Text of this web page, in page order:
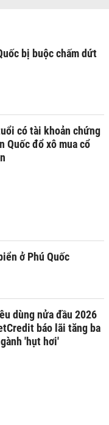
bị buộc chấm dứt
có tài khoản chứng
Quốc đổ xô mua cổ
ở Phú Quốc
dùng nửa đầu 2026
báo lãi tăng ba
'hụt hơi'